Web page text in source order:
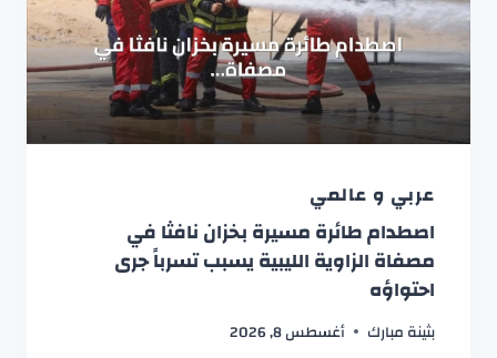
عربي و عالمي
اصطدام طائرة مسيرة بخزان نافثا في
مصفاة الزاوية الليبية يسبب تسرباً جرى
احتواؤه
بثينة مبارك أغسطس 8, 2026